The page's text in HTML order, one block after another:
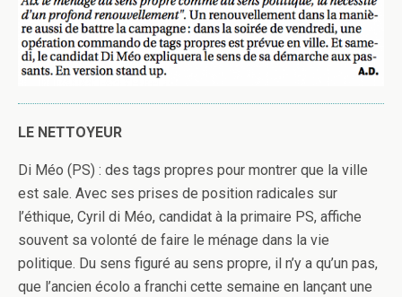
LE NETTOYEUR
Di Méo (PS) : des tags propres pour montrer que la ville
est sale. Avec ses prises de position radicales sur
l’éthique, Cyril di Méo, candidat à la primaire PS, affiche
souvent sa volonté de faire le ménage dans la vie
politique. Du sens figuré au sens propre, il n’y a qu’un pas,
que l’ancien écolo a franchi cette semaine en lançant une